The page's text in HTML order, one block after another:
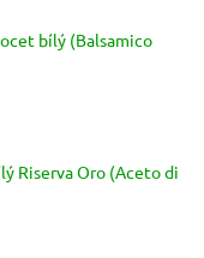
bílý (Balsamico
Riserva Oro (Aceto di